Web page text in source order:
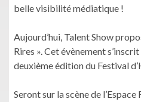
belle visibilité médiatique !
Aujourd’hui, Talent Show
Rires ». Cet évènement
deuxième édition du Festival
Seront sur la scène de